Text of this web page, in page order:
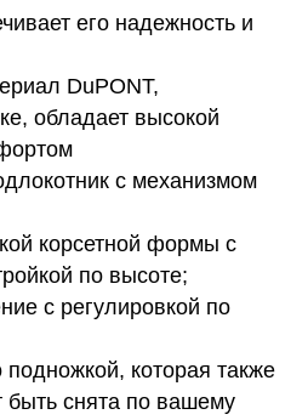
его надежность и
DuPONT,
обладает высокой
с механизмом
корсетной формы с
по высоте;
с регулировкой по
которая также
быть снята по вашему